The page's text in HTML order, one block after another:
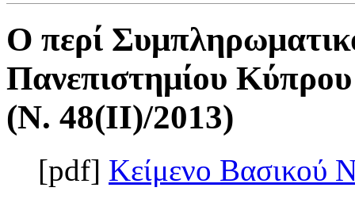
Ο περί
Πανεπιστημίου
(Ν. 48(II)/2013)
[pdf] Κείμενο Βασικού